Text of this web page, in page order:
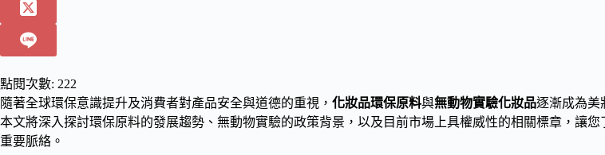
點閱次數: 222
隨著全球環保意識提升及消費者對產品安全與道德的重視， 化妝品環保原料與無動物實驗化妝品逐漸成為美
本文將深入探討環保原料的發展趨勢、無動物實驗的政策背景，以及目前市場上具權威性的相關標章，讓
重要脈絡。